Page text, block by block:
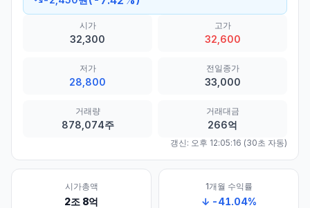
시가
32,300
고가
32,600
저가
28,800
전일종가
33,000
거래량
878,074주
거래대금
266억
갱신: 오후 12:05:16 (30초 자동)
시가총액
2조 8억
1개월 수익률
↓ -41.04%